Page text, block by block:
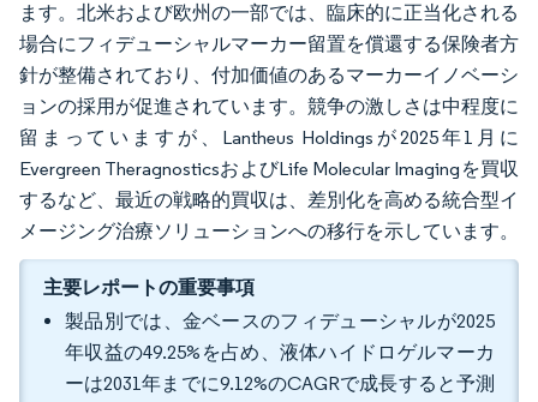
ます。北米および欧州の一部では、臨床的に正当化される
場合にフィデューシャルマーカー留置を償還する保険者方
針が整備されており、付加価値のあるマーカーイノベーシ
ョンの採用が促進されています。競争の激しさは中程度に
留まっていますが、Lantheus Holdingsが2025年1月に
Evergreen TheragnosticsおよびLife Molecular Imagingを買収
するなど、最近の戦略的買収は、差別化を高める統合型イ
メージング治療ソリューションへの移行を示しています。
主要レポートの重要事項
製品別では、金ベースのフィデューシャルが2025
年収益の49.25%を占め、液体ハイドロゲルマーカ
ーは2031年までに9.12%のCAGRで成長すると予測